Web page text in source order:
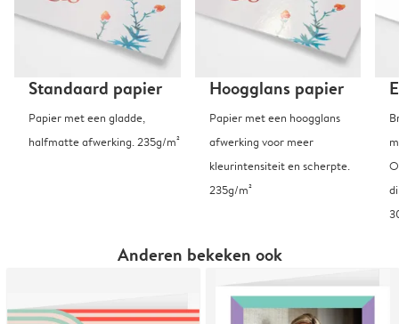
Standaard papier
Papier met een gladde,
halfmatte afwerking. 235g/m²
Hoogglans papier
Papier met een hoogglans
afwerking voor meer
kleurintensiteit en scherpte.
235g/m²
Anderen bekeken ook